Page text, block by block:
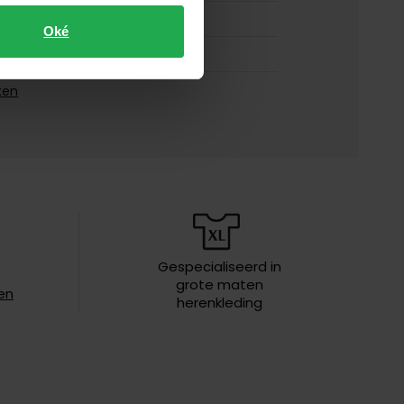
Oké
korte mouw
op middelhoge temperatuur,
Gespecialiseerd in
grote maten
herenkleding